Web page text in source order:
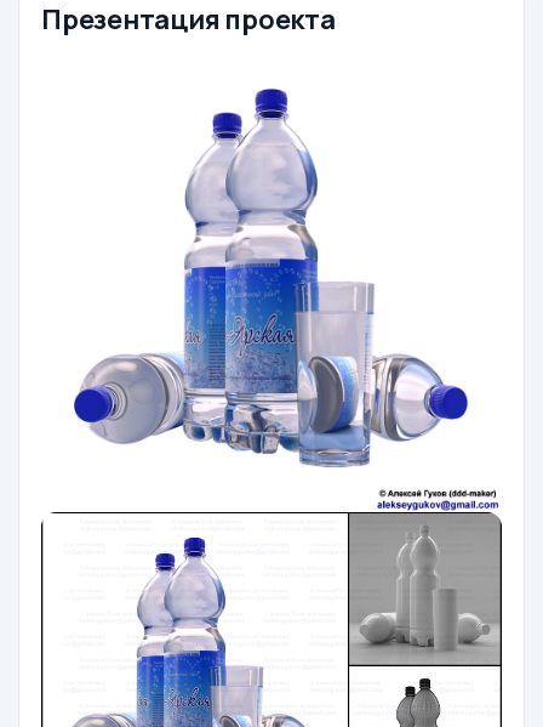
Презентация проекта